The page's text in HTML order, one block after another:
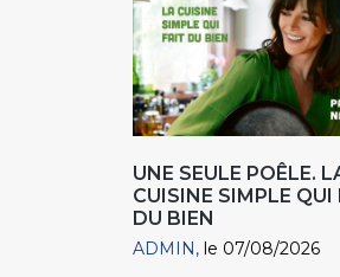
UNE SEULE POÊLE.
CUISINE SIMPLE QUI
DU BIEN
ADMIN le 07/08/2026